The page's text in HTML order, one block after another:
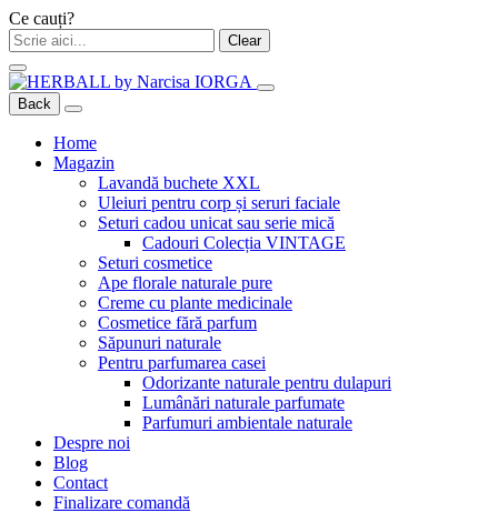
Ce cauți?
Clear
Back
Home
Magazin
Lavandă buchete XXL
Uleiuri pentru corp și seruri faciale
Seturi cadou unicat sau serie mică
Cadouri Colecția VINTAGE
Seturi cosmetice
Ape florale naturale pure
Creme cu plante medicinale
Cosmetice fără parfum
Săpunuri naturale
Pentru parfumarea casei
Odorizante naturale pentru dulapuri
Lumânări naturale parfumate
Parfumuri ambientale naturale
Despre noi
Blog
Contact
Finalizare comandă